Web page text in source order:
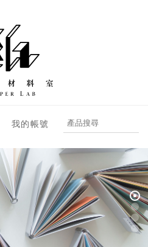
我的帳號